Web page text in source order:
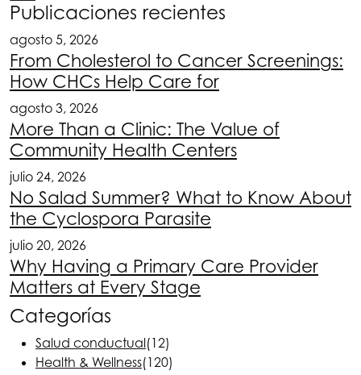
Publicaciones recientes
agosto 5, 2026
From Cholesterol to Cancer Screenings:
How CHCs Help Care for
agosto 3, 2026
More Than a Clinic: The Value of
Community Health Centers
julio 24, 2026
No Salad Summer? What to Know About
the Cyclospora Parasite
julio 20, 2026
Why Having a Primary Care Provider
Matters at Every Stage
Categorías
Salud conductual(12)
Health & Wellness(120)